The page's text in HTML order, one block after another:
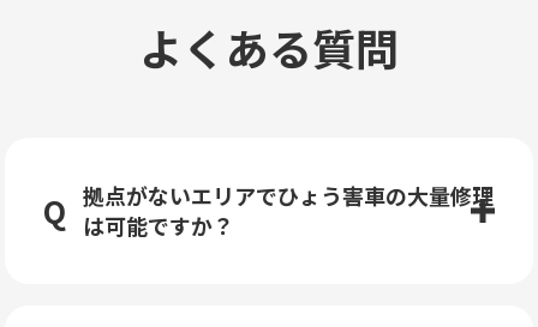
よくある質問
拠点がないエリアでひょう害車の大量修理
は可能ですか？